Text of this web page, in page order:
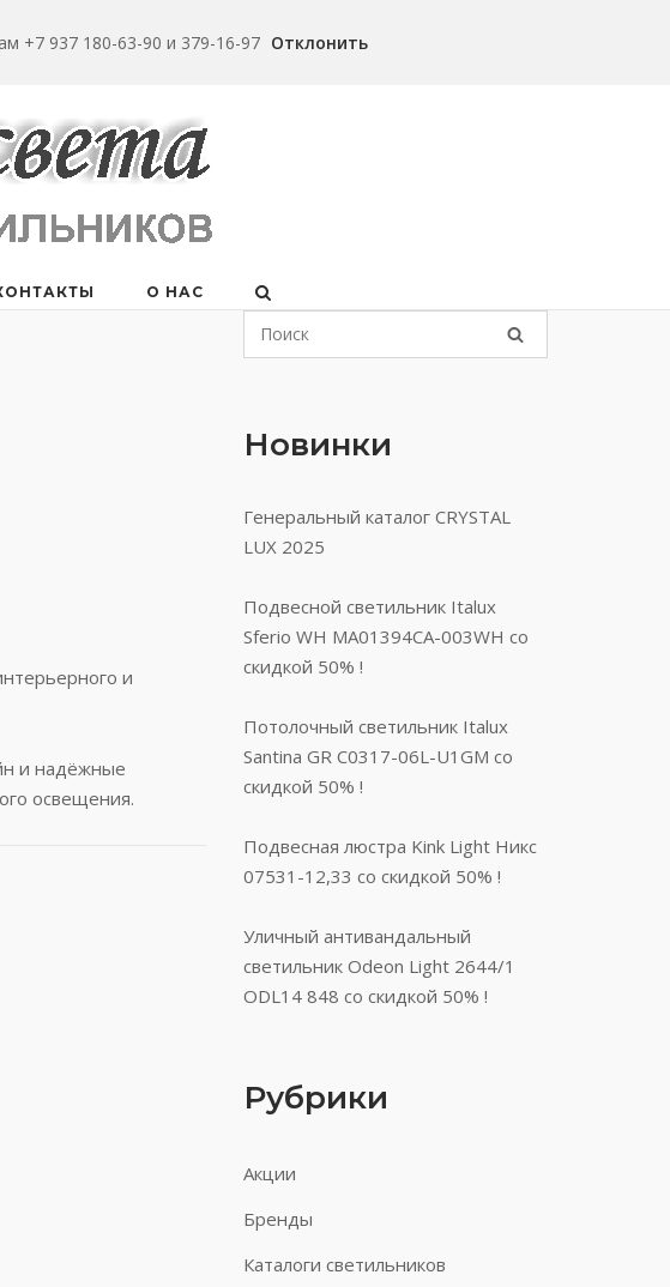
+7 937 180-63-90 и 379-16-97 Отклонить
О НАС
и
и надёжные
освещения.
Новинки
Генеральный каталог CRYSTAL
LUX 2025
Подвесной светильник Italux
Sferio WH MA01394CA-003WH со
скидкой 50% !
Потолочный светильник Italux
Santina GR C0317-06L-U1GM со
скидкой 50% !
Подвесная люстра Kink Light Никс
07531-12,33 со скидкой 50% !
Уличный антивандальный
светильник Odeon Light 2644/1
ODL14 848 со скидкой 50% !
Рубрики
Акции
Бренды
Каталоги светильников